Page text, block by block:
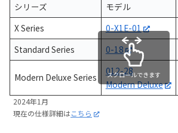
シリーズ モデル
X Series
0-X1E-01
Standard Series
0-18
Modern Deluxe Series
012-28
Modern Deluxe
スクロールできます
2024年1月
現在の仕様詳細はこちら